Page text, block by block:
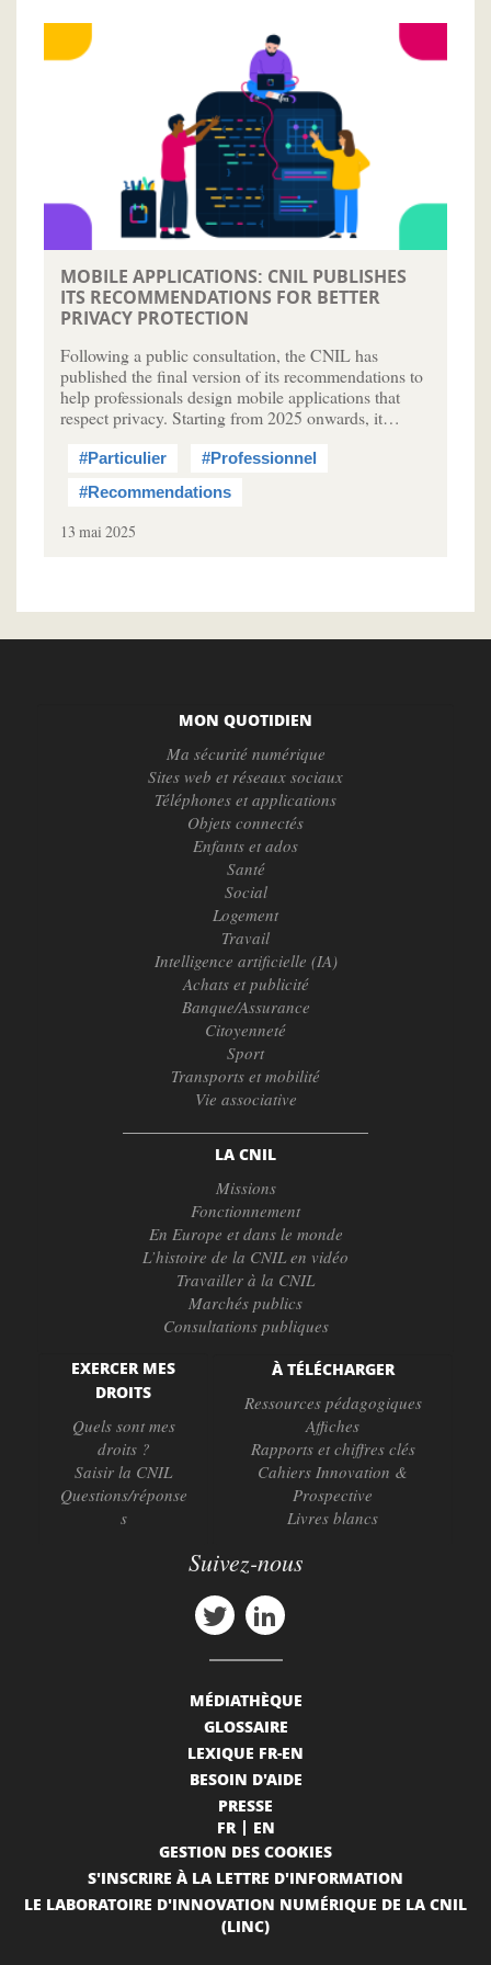
MOBILE APPLICATIONS: CNIL PUBLISHES
ITS RECOMMENDATIONS FOR BETTER
PRIVACY PROTECTION
Following a public consultation, the CNIL has
published the final version of its recommendations to
help professionals design mobile applications that
respect privacy. Starting from 2025 onwards, it…
#Particulier
#Professionnel
#Recommendations
13 mai 2025
MON QUOTIDIEN
Ma sécurité numérique
Sites web et réseaux sociaux
Téléphones et applications
Objets connectés
Enfants et ados
Santé
Social
Logement
Travail
Intelligence artificielle (IA)
Achats et publicité
Banque/Assurance
Citoyenneté
Sport
Transports et mobilité
Vie associative
LA CNIL
Missions
Fonctionnement
En Europe et dans le monde
L’histoire de la CNIL en vidéo
Travailler à la CNIL
Marchés publics
Consultations publiques
EXERCER MES
DROITS
Quels sont mes
droits ?
Saisir la CNIL
Questions/réponse
s
À TÉLÉCHARGER
Ressources pédagogiques
Affiches
Rapports et chiffres clés
Cahiers Innovation &
Prospective
Livres blancs
Suivez-nous
MÉDIATHÈQUE
GLOSSAIRE
LEXIQUE FR-EN
BESOIN D'AIDE
PRESSE
FR
EN
GESTION DES COOKIES
S'INSCRIRE À LA LETTRE D'INFORMATION
LE LABORATOIRE D'INNOVATION NUMÉRIQUE DE LA CNIL
(LINC)